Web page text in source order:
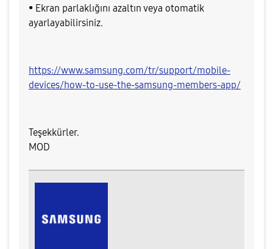
• Ekran parlaklığını azaltın veya otomatik
ayarlayabilirsiniz.
https://www.samsung.com/tr/support/mobile-
devices/how-to-use-the-samsung-members-app/
Teşekkürler.
MOD